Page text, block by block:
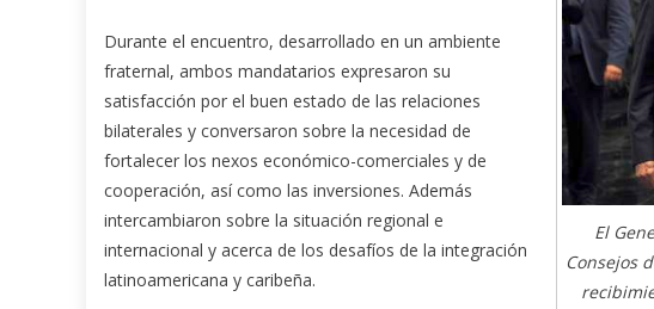
El
Consejos
Durante el encuentro, desarrollado en un ambiente
fraternal, ambos mandatarios expresaron su
satisfacción por el buen estado de las relaciones
bilaterales y conversaron sobre la necesidad de
fortalecer los nexos económico-comerciales y de
cooperación, así como las inversiones. Además
intercambiaron sobre la situación regional e
internacional y acerca de los desafíos de la integración
latinoamericana y caribeña.